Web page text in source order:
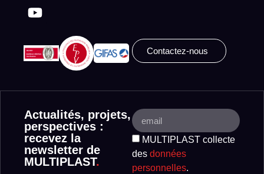
Contactez-nous
Actualités, projets,
perspectives :
recevez la
newsletter de
MULTIPLAST.
MULTIPLAST collecte
des données
personnelles.